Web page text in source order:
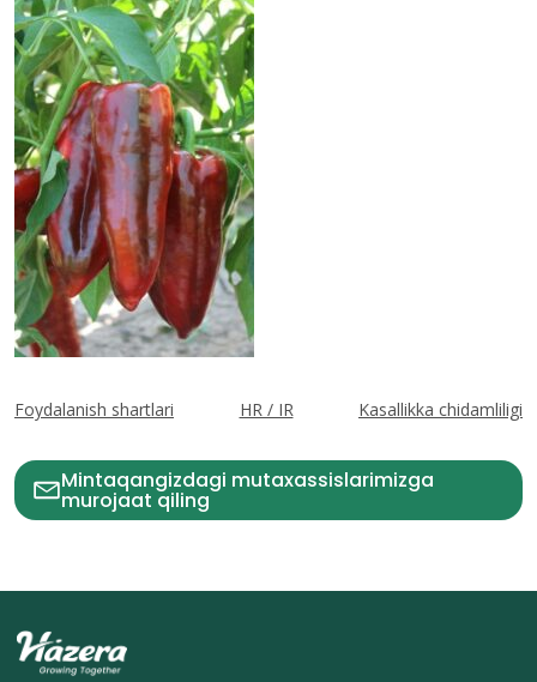
Foydalanish shartlari HR / IR Kasallikka chidamliligi
Mintaqangizdagi mutaxassislarimizga
murojaat qiling